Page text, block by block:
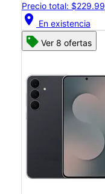
Precio total: $229.99
location_on En existencia
Ver 8 ofertas